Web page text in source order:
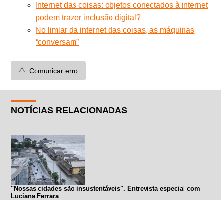
Internet das coisas: objetos conectados à internet
podem trazer inclusão digital?
No limiar da internet das coisas, as máquinas
“conversam”
⚠️ Comunicar erro
NOTÍCIAS RELACIONADAS
"Nossas cidades são insustentáveis". Entrevista especial com
Luciana Ferrara